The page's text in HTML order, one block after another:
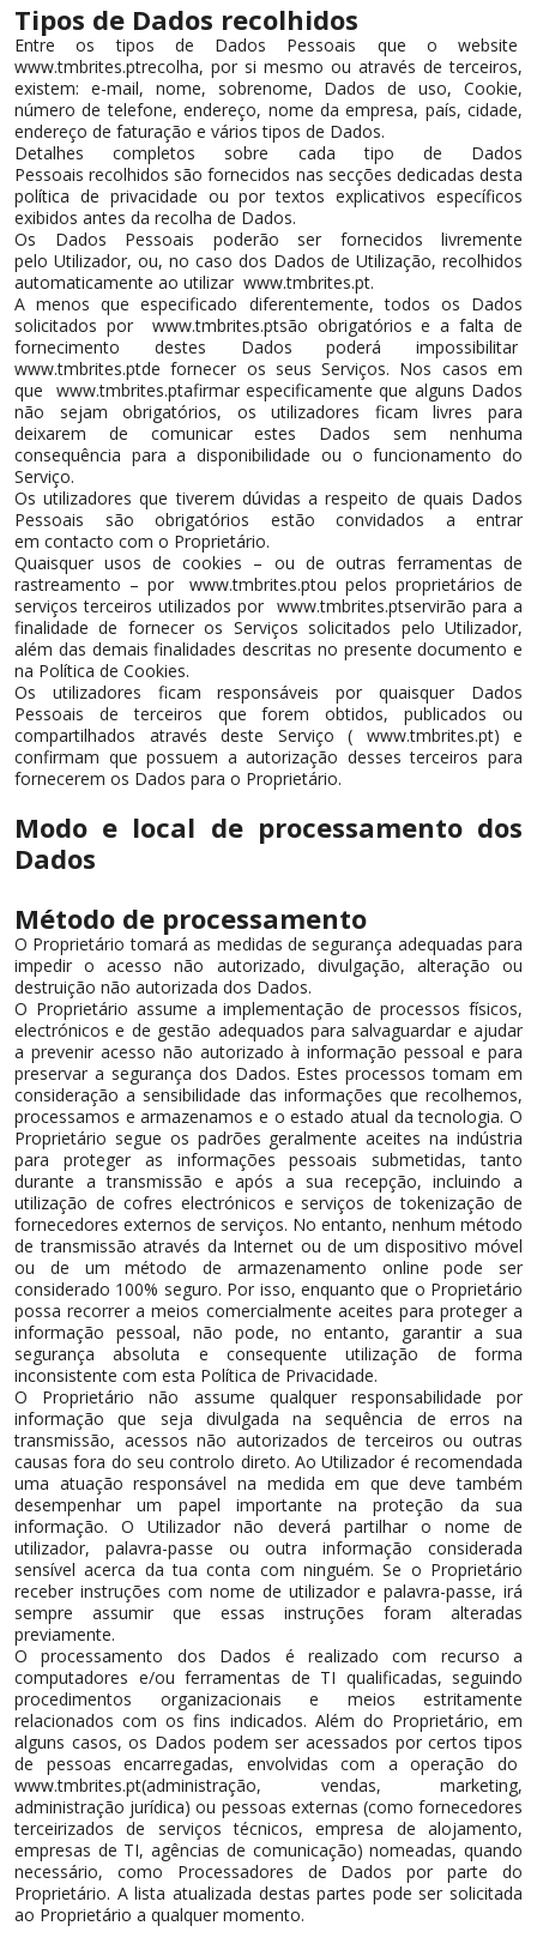
Tipos de Dados recolhidos
Entre os tipos de Dados Pessoais que o website
www.tmbrites.ptrecolha, por si mesmo ou através de terceiros,
existem: e-mail, nome, sobrenome, Dados de uso, Cookie,
número de telefone, endereço, nome da empresa, país, cidade,
endereço de faturação e vários tipos de Dados.
Detalhes completos sobre cada tipo de Dados
Pessoais recolhidos são fornecidos nas secções dedicadas desta
política de privacidade ou por textos explicativos específicos
exibidos antes da recolha de Dados.
Os Dados Pessoais poderão ser fornecidos livremente
pelo Utilizador, ou, no caso dos Dados de Utilização, recolhidos
automaticamente ao utilizar www.tmbrites.pt.
A menos que especificado diferentemente, todos os Dados
solicitados por www.tmbrites.ptsão obrigatórios e a falta de
fornecimento destes Dados poderá impossibilitar
www.tmbrites.ptde fornecer os seus Serviços. Nos casos em
que www.tmbrites.ptafirmar especificamente que alguns Dados
não sejam obrigatórios, os utilizadores ficam livres para
deixarem de comunicar estes Dados sem nenhuma
consequência para a disponibilidade ou o funcionamento do
Serviço.
Os utilizadores que tiverem dúvidas a respeito de quais Dados
Pessoais são obrigatórios estão convidados a entrar
em contacto com o Proprietário.
Quaisquer usos de cookies – ou de outras ferramentas de
rastreamento – por www.tmbrites.ptou pelos proprietários de
serviços terceiros utilizados por www.tmbrites.ptservirão para a
finalidade de fornecer os Serviços solicitados pelo Utilizador,
além das demais finalidades descritas no presente documento e
na Política de Cookies.
Os utilizadores ficam responsáveis por quaisquer Dados
Pessoais de terceiros que forem obtidos, publicados ou
compartilhados através deste Serviço ( www.tmbrites.pt) e
confirmam que possuem a autorização desses terceiros para
fornecerem os Dados para o Proprietário.
Modo e local de processamento dos
Dados
Método de processamento
O Proprietário tomará as medidas de segurança adequadas para
impedir o acesso não autorizado, divulgação, alteração ou
destruição não autorizada dos Dados.
O Proprietário assume a implementação de processos físicos,
electrónicos e de gestão adequados para salvaguardar e ajudar
a prevenir acesso não autorizado à informação pessoal e para
preservar a segurança dos Dados. Estes processos tomam em
consideração a sensibilidade das informações que recolhemos,
processamos e armazenamos e o estado atual da tecnologia. O
Proprietário segue os padrões geralmente aceites na indústria
para proteger as informações pessoais submetidas, tanto
durante a transmissão e após a sua recepção, incluindo a
utilização de cofres electrónicos e serviços de tokenização de
fornecedores externos de serviços. No entanto, nenhum método
de transmissão através da Internet ou de um dispositivo móvel
ou de um método de armazenamento online pode ser
considerado 100% seguro. Por isso, enquanto que o Proprietário
possa recorrer a meios comercialmente aceites para proteger a
informação pessoal, não pode, no entanto, garantir a sua
segurança absoluta e consequente utilização de forma
inconsistente com esta Política de Privacidade.
O Proprietário não assume qualquer responsabilidade por
informação que seja divulgada na sequência de erros na
transmissão, acessos não autorizados de terceiros ou outras
causas fora do seu controlo direto. Ao Utilizador é recomendada
uma atuação responsável na medida em que deve também
desempenhar um papel importante na proteção da sua
informação. O Utilizador não deverá partilhar o nome de
utilizador, palavra-passe ou outra informação considerada
sensível acerca da tua conta com ninguém. Se o Proprietário
receber instruções com nome de utilizador e palavra-passe, irá
sempre assumir que essas instruções foram alteradas
previamente.
O processamento dos Dados é realizado com recurso a
computadores e/ou ferramentas de TI qualificadas, seguindo
procedimentos organizacionais e meios estritamente
relacionados com os fins indicados. Além do Proprietário, em
alguns casos, os Dados podem ser acessados por certos tipos
de pessoas encarregadas, envolvidas com a operação do
www.tmbrites.pt(administração, vendas, marketing,
administração jurídica) ou pessoas externas (como fornecedores
terceirizados de serviços técnicos, empresa de alojamento,
empresas de TI, agências de comunicação) nomeadas, quando
necessário, como Processadores de Dados por parte do
Proprietário. A lista atualizada destas partes pode ser solicitada
ao Proprietário a qualquer momento.